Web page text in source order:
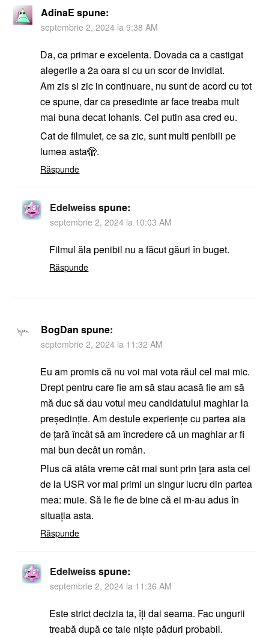
AdinaE spune:
septembrie 2, 2024 la 9:38 AM
Da, ca primar e excelenta. Dovada ca a castigat
alegerile a 2a oara si cu un scor de invidiat.
Am zis si zic in continuare, nu sunt de acord cu tot
ce spune, dar ca presedinte ar face treaba mult
mai buna decat Iohanis. Cel putin asa cred eu.
Cat de filmulet, ce sa zic, sunt multi penibili pe
lumea asta🫣.
Răspunde
Edelweissspune:
septembrie 2, 2024 la 10:03 AM
Filmul ăla penibil nu a făcut găuri în buget.
Răspunde
BogDan spune:
septembrie 2, 2024 la 11:32 AM
Eu am promis că nu voi mai vota răul cel mai mic.
Drept pentru care fie am să stau acasă fie am să
mă duc să dau votul meu candidatului maghiar la
președinție. Am destule experiențe cu partea aia
de țară încât să am încredere că un maghiar ar fi
mai bun decât un român.
Plus că atâta vreme cât mai sunt prin țara asta cei
de la USR vor mai primi un singur lucru din partea
mea: muie. Să le fie de bine că ei m-au adus în
situația asta.
Răspunde
Edelweissspune:
septembrie 2, 2024 la 11:36 AM
Este strict decizia ta, îți dai seama. Fac ungurii
treabă după ce taie niște păduri probabil.